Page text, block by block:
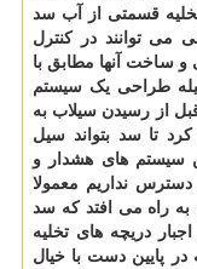
قسمتی از آب سد
می توانند در کنترل
ساخت آنها مطابق با
طراحی یک سیستم
از رسیدن سیلاب به
تا سد بتواند سیل
سیستم های هشدار و
دسترس نداریم معمولا
راه می افتد که سد
دریچه های تخلیه
پایین دست با خیال